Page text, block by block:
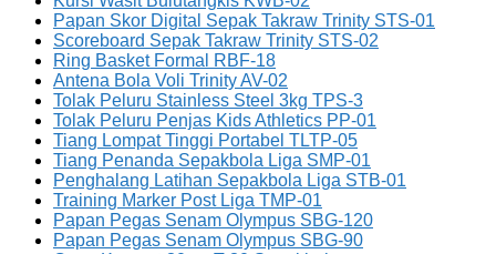
Papan Skor Digital Sepak Takraw Trinity STS-01
Scoreboard Sepak Takraw Trinity STS-02
Ring Basket Formal RBF-18
Antena Bola Voli Trinity AV-02
Tolak Peluru Stainless Steel 3kg TPS-3
Tolak Peluru Penjas Kids Athletics PP-01
Tiang Lompat Tinggi Portabel TLTP-05
Tiang Penanda Sepakbola Liga SMP-01
Penghalang Latihan Sepakbola Liga STB-01
Training Marker Post Liga TMP-01
Papan Pegas Senam Olympus SBG-120
Papan Pegas Senam Olympus SBG-90